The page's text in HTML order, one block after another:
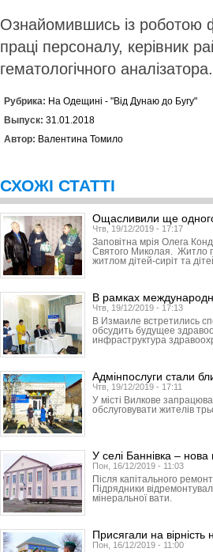
Ознайомившись із роботою
праці персоналу, керівник
гематологічного аналізатора.
Рубрика: На Одещині - "Від Дунаю до Бугу"
Выпуск: 31.01.2018
Автор: Валентина Томило
СХОЖІ СТАТТІ
Ощасливили ще
Чтв, 19/12/2019 - 17:17
Заповітна мрія Олега
Святого Миколая. Житло
житлом дітей-сиріт та
В рамках
Чтв, 19/12/2019 - 17:13
В Измаиле встретились
обсудить будущее
инфраструктура
Адмінпослуги стали
Чтв, 19/12/2019 - 17:11
У місті Вилкове
обслуговувати жителів
У селі Баннівка –
Пон, 16/12/2019 - 11:03
Після капітального
Підрядники
мінеральної вати.
Присягали на вірність
Пон, 16/12/2019 - 11:00